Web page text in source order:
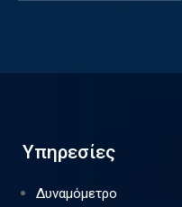
Υπηρεσίες
Δυναμόμετρο